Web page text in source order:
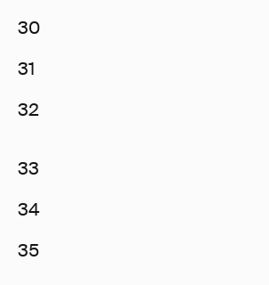
30
31
32
33
34
35